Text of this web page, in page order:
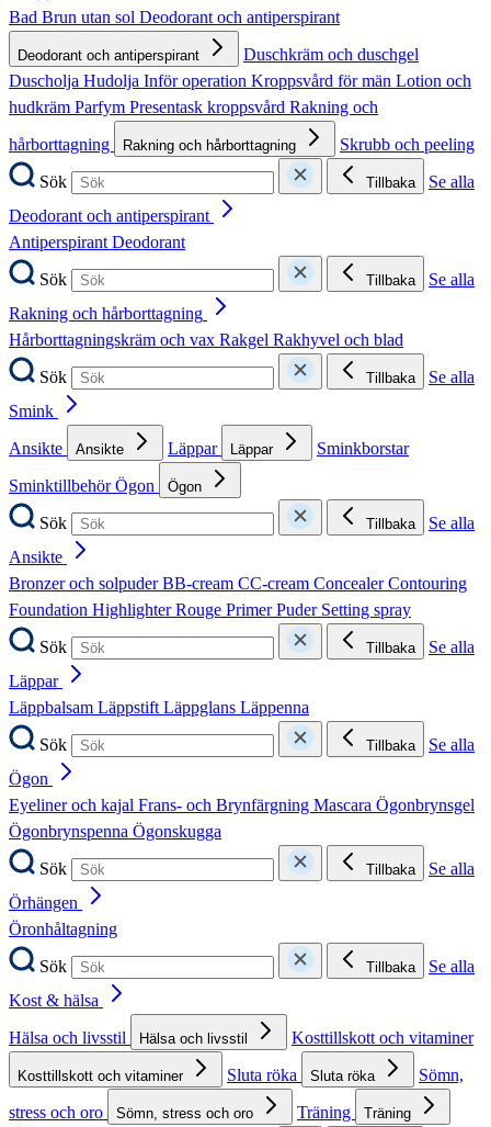
Bad Brun utan sol Deodorant och antiperspirant
Deodorant och antiperspirant
Duschkräm och duschgel
Duscholja Hudolja Inför operation Kroppsvård för män Lotion och
hudkräm Parfym Presentask kroppsvård Rakning och
hårborttagning
Rakning och hårborttagning
Skrubb och peeling
Sök
Tillbaka
Se alla
Deodorant och antiperspirant
AntiperspirantDeodorant
Sök
Tillbaka
Se alla
Rakning och hårborttagning
Hårborttagningskräm och vax Rakgel Rakhyvel och blad
Sök
Tillbaka
Se alla
Smink
Ansikte
Ansikte Läppar Läppar
Sminkborstar
SminktillbehörÖgon Ögon
Sök Tillbaka
Se alla
Ansikte
Bronzer och solpuderBB-cream CC-cream ConcealerContouring
Foundation HighlighterRouge PrimerPuder Setting spray
Sök
Tillbaka
Se alla
Läppar
Läppbalsam LäppstiftLäppglans Läppenna
Sök
Tillbaka
Se alla
Ögon
Eyeliner och kajal Frans- och Brynfärgning Mascara Ögonbrynsgel
Ögonbrynspenna Ögonskugga
Sök
Tillbaka
Se alla
Örhängen
Öronhåltagning
Sök
Tillbaka
Se alla
Kost & hälsa
Hälsa och livsstil
Hälsa och livsstil Kosttillskott och vitaminer
Kosttillskott och vitaminer Sluta röka Sluta röka
Sömn,
stress och oro
Sömn, stress och oro Träning Träning